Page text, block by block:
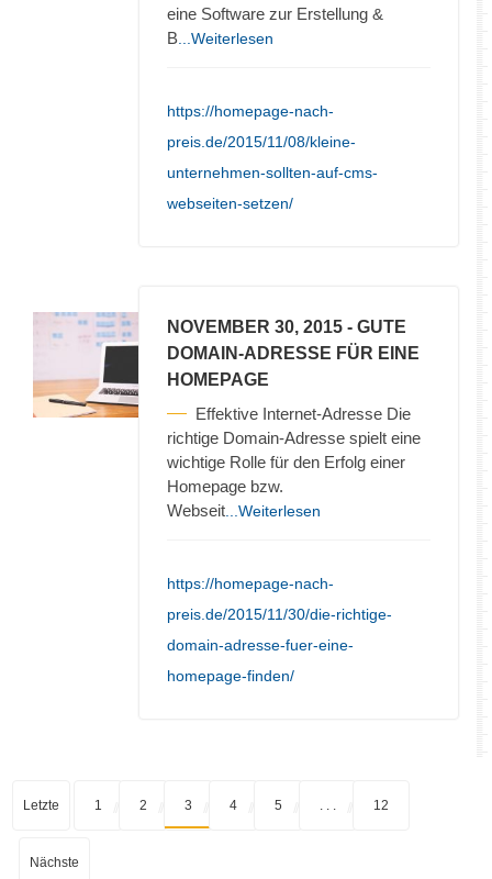
eine Software zur Erstellung &
B ...Weiterlesen
https://homepage-nach-
preis.de/2015/11/08/kleine-
unternehmen-sollten-auf-cms-
webseiten-setzen/
NOVEMBER 30, 2015 - GUTE
DOMAIN-ADRESSE FÜR EINE
HOMEPAGE
Effektive Internet-Adresse Die
richtige Domain-Adresse spielt eine
wichtige Rolle für den Erfolg einer
Homepage bzw.
Webseit ...Weiterlesen
https://homepage-nach-
preis.de/2015/11/30/die-richtige-
domain-adresse-fuer-eine-
homepage-finden/
Letzte 1 2 3 4 5 12
Nächste